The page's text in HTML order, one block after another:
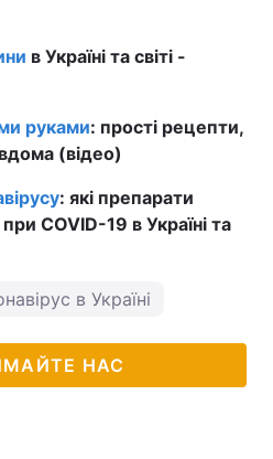
в Україні та світі -
руками: прості рецепти,
(відео)
: які препарати
COVID-19 в Україні та
в Україні
НАС